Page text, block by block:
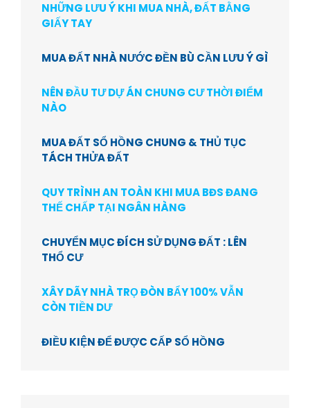
NHỮNG LƯU Ý KHI MUA NHÀ, ĐẤT BẰNG
GIẤY TAY
MUA ĐẤT NHÀ NƯỚC ĐỀN BÙ CẦN LƯU Ý GÌ
NÊN ĐẦU TƯ DỰ ÁN CHUNG CƯ THỜI ĐIỂM
NÀO
MUA ĐẤT SỔ HỒNG CHUNG & THỦ TỤC
TÁCH THỬA ĐẤT
QUY TRÌNH AN TOÀN KHI MUA BĐS ĐANG
THẾ CHẤP TẠI NGÂN HÀNG
CHUYỂN MỤC ĐÍCH SỬ DỤNG ĐẤT : LÊN
THỔ CƯ
XÂY DÃY NHÀ TRỌ ĐÒN BẨY 100% VẪN
CÒN TIỀN DƯ
ĐIỀU KIỆN ĐỂ ĐƯỢC CẤP SỔ HỒNG